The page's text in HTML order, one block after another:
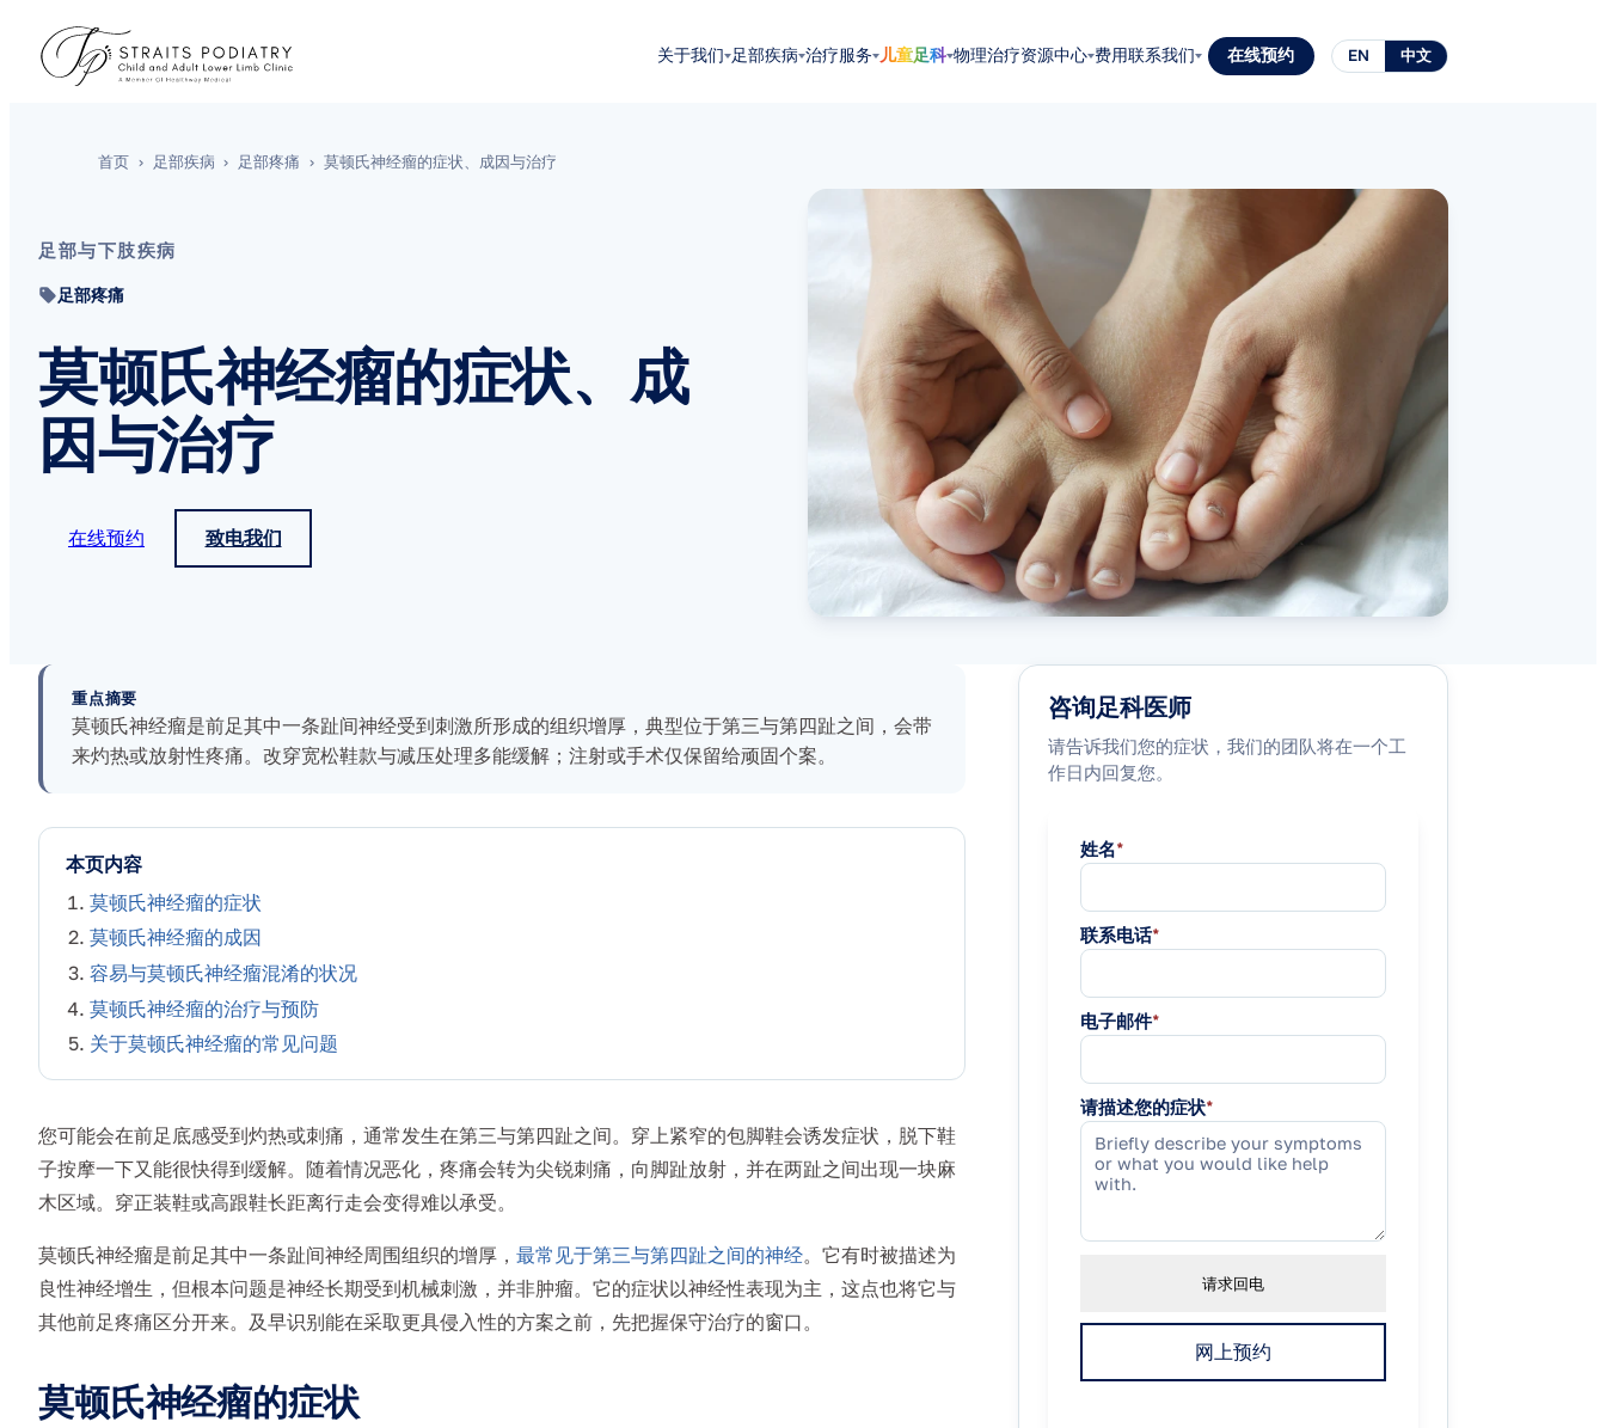
关于我们 足部疾病 治疗服务 儿童足科 物理治疗资源中心 费用联系我们 在线预约 EN 中文
首页 › 足部疾病 › 足部疼痛 › 莫顿氏神经瘤的症状、成因与治疗
足部与下肢疾病
足部疼痛
莫顿氏神经瘤的症状、成
因与治疗
在线预约 致电我们
重点摘要
莫顿氏神经瘤是前足其中一条趾间神经受到刺激所形成的组织增厚，典型位于第三与第四趾之间，会带
来灼热或放射性疼痛。改穿宽松鞋款与减压处理多能缓解；注射或手术仅保留给顽固个案。
本页内容
莫顿氏神经瘤的症状
莫顿氏神经瘤的成因
容易与莫顿氏神经瘤混淆的状况
莫顿氏神经瘤的治疗与预防
关于莫顿氏神经瘤的常见问题
您可能会在前足底感受到灼热或刺痛，通常发生在第三与第四趾之间。穿上紧窄的包脚鞋会诱发症状，脱下鞋
子按摩一下又能很快得到缓解。随着情况恶化，疼痛会转为尖锐刺痛，向脚趾放射，并在两趾之间出现一块麻
木区域。穿正装鞋或高跟鞋长距离行走会变得难以承受。
莫顿氏神经瘤是前足其中一条趾间神经周围组织的增厚， 最常见于第三与第四趾之间的神经。它有时被描述为
良性神经增生，但根本问题是神经长期受到机械刺激，并非肿瘤。它的症状以神经性表现为主，这点也将它与
其他前足疼痛区分开来。及早识别能在采取更具侵入性的方案之前，先把握保守治疗的窗口。
莫顿氏神经瘤的症状
咨询足科医师
请告诉我们您的症状，我们的团队将在一个工
作日内回复您。
姓名*
联系电话*
电子邮件*
请描述您的症状*
请求回电
网上预约